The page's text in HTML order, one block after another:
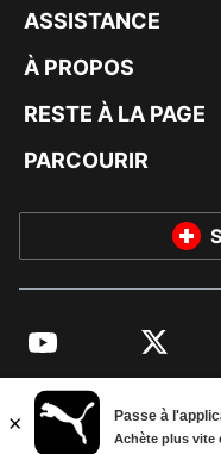
ASSISTANCE
À PROPOS
RESTE À LA PAGE
PARCOURIR
YouTube Twitter
© PUMA